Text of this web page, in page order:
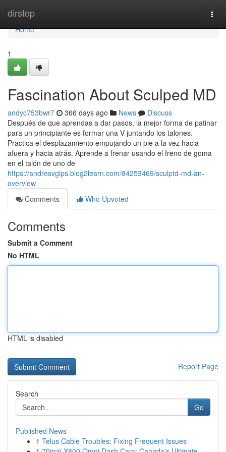
dirstop
Home
Home
1
Fascination About Sculped MD
andyc753bwr7 366 days ago News
Discuss
Después de que aprendas a dar pasos, la mejor forma de patinar
para un principiante es formar una V juntando los talones.
Practica el desplazamiento empujando un pie a la vez hacia
afuera y hacia atrás. Aprende a frenar usando el freno de goma
en el talón de uno de
https://andresvglps.blog2learn.com/84253469/sculptd-md-an-
overview
Comments
Who Upvoted
Comments
Submit a Comment
No HTML
HTML is disabled
Report Page
Search
Go
Published News
1 Telus Cable Troubles: Fixing Frequent Issues